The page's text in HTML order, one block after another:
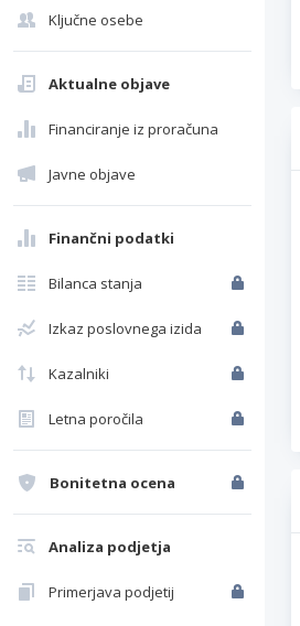
Ključne osebe
Aktualne objave
Financiranje iz proračuna
Javne objave
Finančni podatki
Bilanca stanja
Izkaz poslovnega izida
Kazalniki
Letna poročila
Bonitetna ocena
Analiza podjetja
Primerjava podjetij